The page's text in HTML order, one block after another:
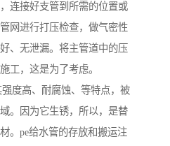
连接好支管到所需的位置或
网进行打压检查，做气密性
、无泄漏。将主管道中的压
工，这是为了考虑。
度高、耐腐蚀、等特点，被
。因为它生锈，所以，是替
。pe给水管的存放和搬运注